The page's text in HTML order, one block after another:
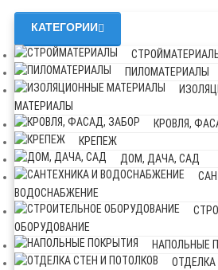
КАТЕГОРИИ
ПИЛОМАТЕРИАЛЫ
МАТЕРИАЛЫ
КРОВЛЯ,
КРЕПЕЖ
ДОМ, ДАЧА, САД
ВОДОСНАБЖЕНИЕ
ОБОРУДОВАНИЕ
НАПОЛЬНЫЕ
ОТДЕЛКА